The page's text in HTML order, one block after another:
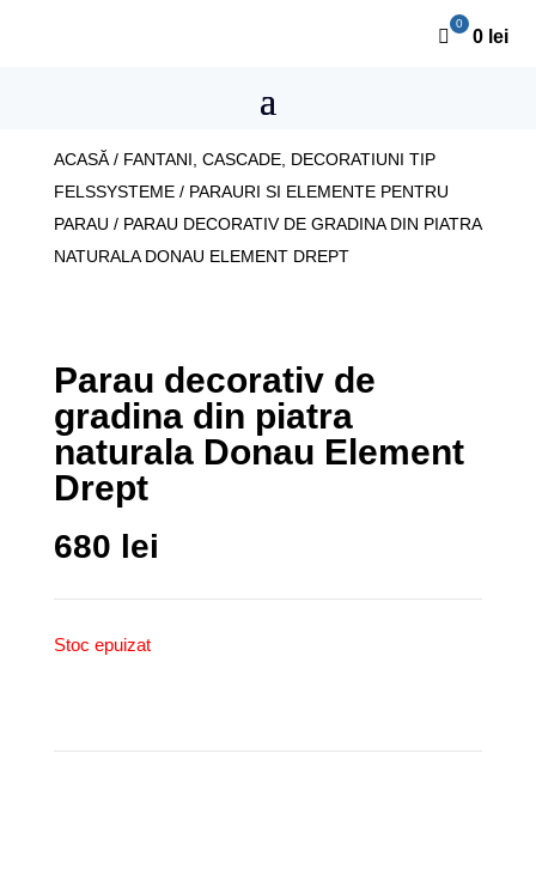
0 lei
ACASĂ/ FANTANI, CASCADE, DECORATIUNI TIP
FELSSYSTEME/ PARAURI SI ELEMENTE PENTRU
PARAU / PARAU DECORATIV DE GRADINA DIN PIATRA
NATURALA DONAU ELEMENT DREPT
Parau decorativ de
gradina din piatra
naturala Donau Element
Drept
680 lei
Stoc epuizat